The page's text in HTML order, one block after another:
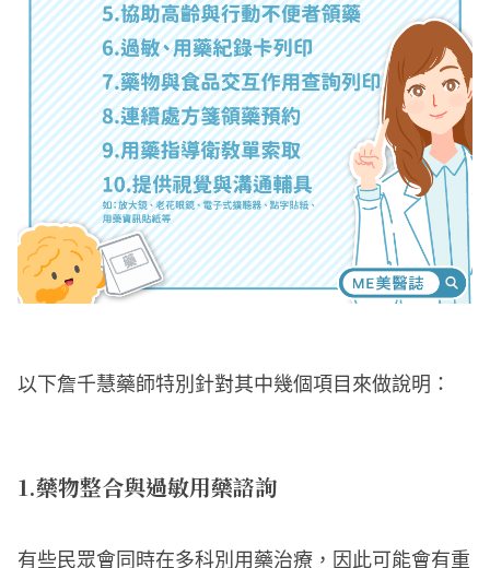
以下詹千慧藥師特別針對其中幾個項目來做說明：
1.藥物整合與過敏用藥諮詢
有些民眾會同時在多科別用藥治療，因此可能會有重